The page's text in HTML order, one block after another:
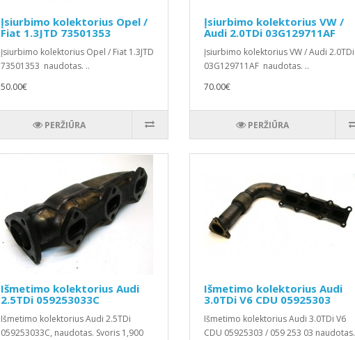
Įsiurbimo kolektorius Opel /
Fiat 1.3JTD 73501353
Įsiurbimo kolektorius Opel / Fiat 1.3JTD
73501353 naudotas. ..
50.00€
PERŽIŪRA
Įsiurbimo kolektorius VW /
Audi 2.0TDi 03G129711AF
Įsiurbimo kolektorius VW / Audi 2.0TDi
03G129711AF naudotas. ..
70.00€
PERŽIŪRA
Išmetimo kolektorius Audi
2.5TDi 059253033C
Išmetimo kolektorius Audi 2.5TDi
059253033C, naudotas. Svoris 1,900
Išmetimo kolektorius Audi
3.0TDi V6 CDU 05925303
Išmetimo kolektorius Audi 3.0TDi V6
CDU 05925303 / 059 253 03 naudotas.